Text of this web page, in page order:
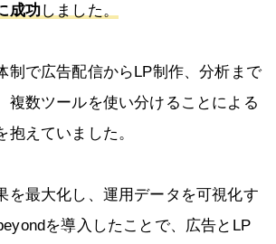
成功しました。
制で広告配信からLP制作、分析まで
複数ツールを使い分けることによる
えていました。
を最大化し、運用データを可視化す
を導入したことで、広告とLP